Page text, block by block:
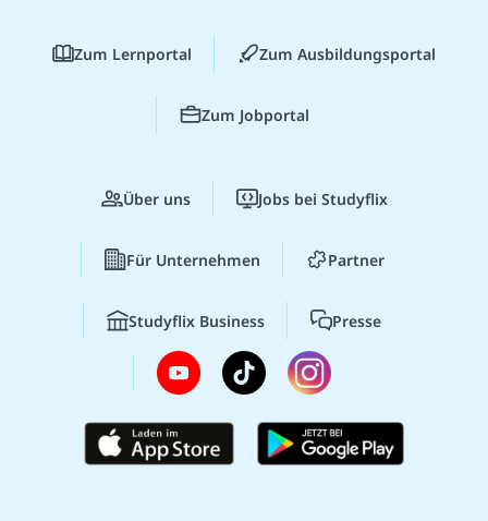
Zum Lernportal Zum Ausbildungsportal
Zum Jobportal
Über uns Jobs bei Studyflix
Für Unternehmen Partner
Studyflix Business Presse